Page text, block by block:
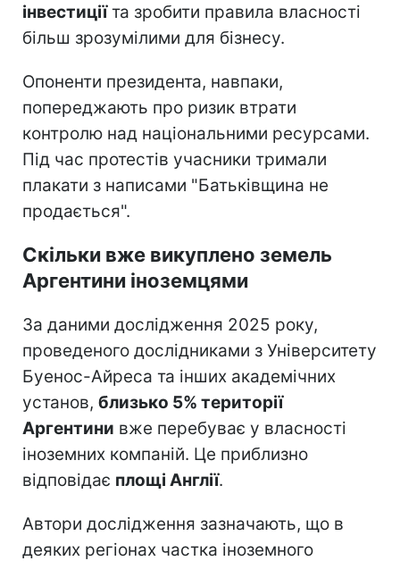
інвестиціїта зробити правила власності
більш зрозумілими для бізнесу.
Опоненти президента, навпаки,
попереджають про ризик втрати
контролю над національними ресурсами.
Під час протестів учасники тримали
плакати з написами "Батьківщина не
продається".
Скільки вже викуплено земель
Аргентини іноземцями
За даними дослідження 2025 року,
проведеного дослідниками з Університету
Буенос-Айреса та інших академічних
установ, близько 5% території
Аргентини вже перебуває у власності
іноземних компаній. Це приблизно
відповідає площі Англії.
Автори дослідження зазначають, що в
деяких регіонах частка іноземного